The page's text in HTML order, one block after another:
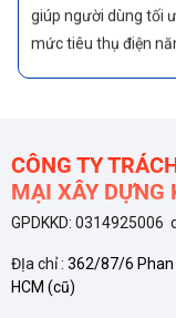
giúp người dùng tối
mức tiêu thụ điện
bỉ
TÍNH NĂNG TỰ
SẠCH CỦA CÁC
CÔNG TY
MẠI XÂY DỰNG
GPDKKD: 0314925006
ĐỊa chỉ : 362/87/6 Phan
HCM (cũ)